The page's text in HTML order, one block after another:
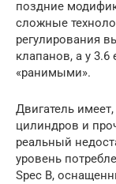
поздние
сложные
регулирования
клапанов, а у
«ранимыми».
Двигатель
цилиндров и
реальный
уровень
Spec B,